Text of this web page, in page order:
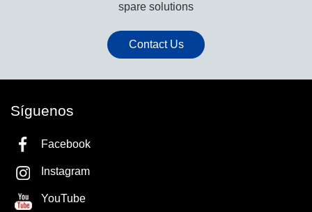
spare solutions
Contact Us
Síguenos
Facebook
Instagram
YouTube